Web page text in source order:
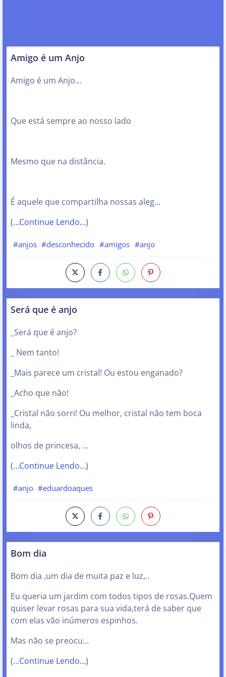
Amigo é um Anjo
Amigo é um Anjo…
Que está sempre ao nosso lado
Mesmo que na distância.
É aquele que compartilha nossas aleg…
(…Continue Lendo…)
#anjos #desconhecido #amigos #anjo
Será que é anjo
_Será que é anjo?
_ Nem tanto!
_Mais parece um cristal! Ou estou enganado?
_Acho que não!
_Cristal não sorri! Ou melhor, cristal não tem boca
linda,
olhos de princesa, …
(…Continue Lendo…)
#anjo #eduardoaques
Bom dia
Bom dia ,um dia de muita paz e luz,..
Eu queria um jardim com todos tipos de rosas.Quem
quiser levar rosas para sua vida,terá de saber que
com elas vão inúmeros espinhos.
Mas não se preocu…
(…Continue Lendo…)